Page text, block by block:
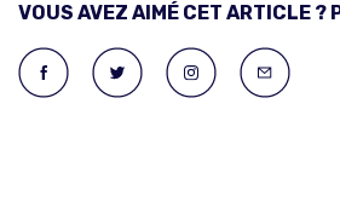
VOUS AVEZ AIMÉ CET ARTICLE ?